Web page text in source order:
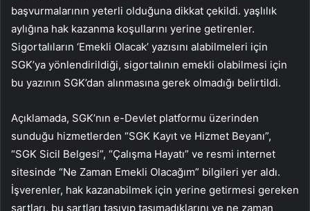
başvurmalarının yeterli olduğuna dikkat çekildi. yaşlılık
aylığına hak kazanma koşullarını yerine getirenler.
Sigortalıların ‘Emekli Olacak’ yazısını alabilmeleri için
SGK’ya yönlendirildiği, sigortalının emekli olabilmesi için
bu yazının SGK’dan alınmasına gerek olmadığı belirtildi.
Açıklamada, SGK’nın e-Devlet platformu üzerinden
sunduğu hizmetlerden “SGK Kayıt ve Hizmet Beyanı”,
“SGK Sicil Belgesi”, “Çalışma Hayatı” ve resmi internet
sitesinde “Ne Zaman Emekli Olacağım” bilgileri yer aldı.
İşverenler, hak kazanabilmek için yerine getirmesi gereken
şartları, bu şartları taşıyıp taşımadıklarını ve ne zaman